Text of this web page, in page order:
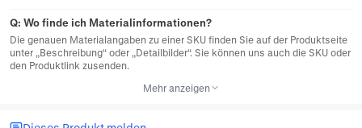
Q: Wo finde ich Materialinformationen?
Die genauen Materialangaben zu einer SKU finden Sie auf der Produktseite
unter „Beschreibung“ oder „Detailbilder“. Sie können uns auch die SKU oder
den Produktlink zusenden.
Mehr anzeigen